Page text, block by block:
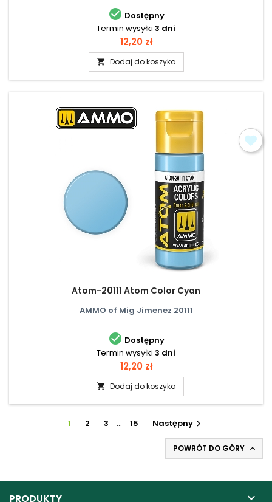
 Dostępny
Termin wysyłki 3 dni
Cena
12,20 zł
 Dodaj do koszyka
Atom-20111 Atom Color Cyan
AMMO of Mig Jimenez 20111
 Dostępny
Termin wysyłki 3 dni
Cena
12,20 zł
 Dodaj do koszyka
1 2 3 … 15 Następny 
POWRÓT DO GÓRY 
PRODUKTY 